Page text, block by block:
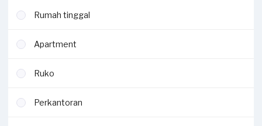
Rumah tinggal
Apartment
Ruko
Perkantoran